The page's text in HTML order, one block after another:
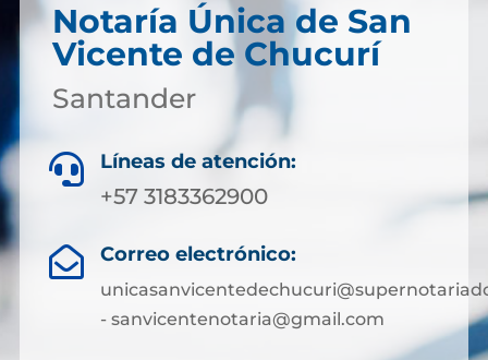
Notaría Única de San
Vicente de Chucurí
Santander
 Líneas de atención:
+57 3183362900
 Correo electrónico:
- sanvicentenotaria@gmail.com